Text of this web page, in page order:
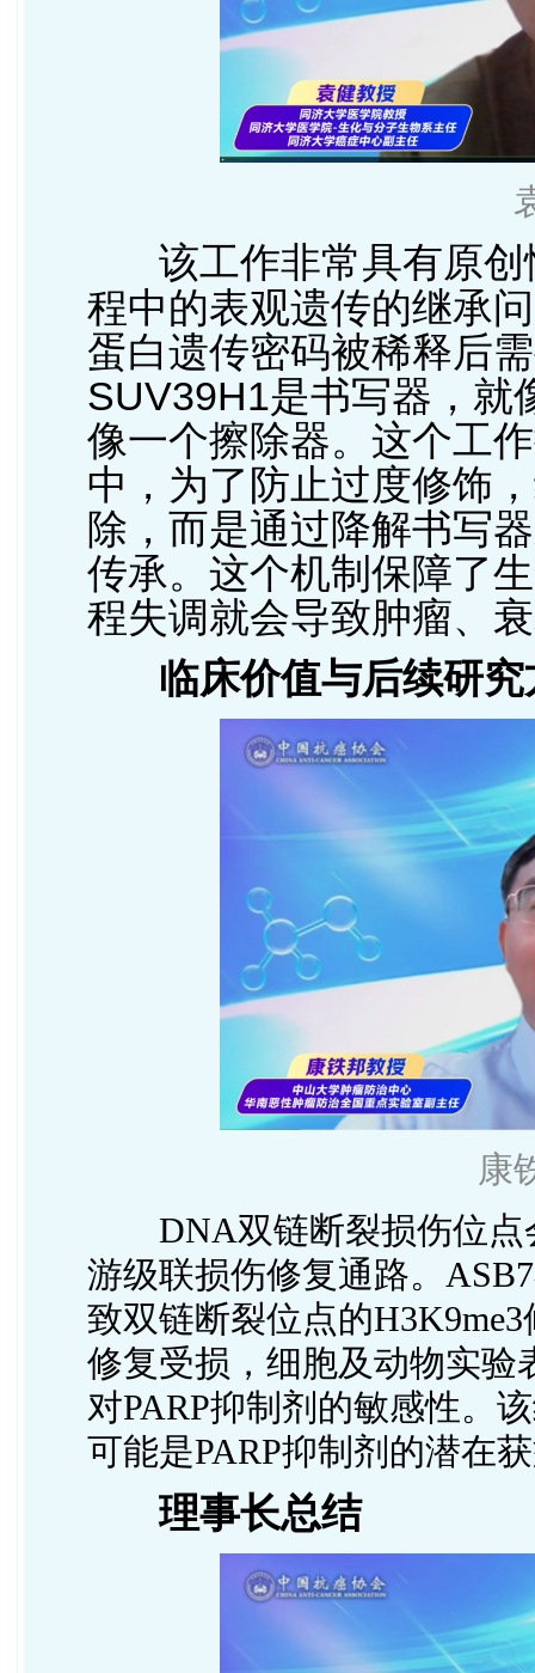
该工作非常具有原
程中的表观遗传的继承
蛋白遗传密码被稀释后
SUV39H1是书写器，就
像一个擦除器。这个工
中，为了防止过度修饰
除，而是通过降解书写
传承。这个机制保障了
程失调就会导致肿瘤、
临床价值与后续研究
康
DNA双链断裂损伤位点
游级联损伤修复通路。
致双链断裂位点的
修复受损，细胞及动物实验
对PARP抑制剂的敏感性。
可能是PARP抑制剂的潜在
理事长总结